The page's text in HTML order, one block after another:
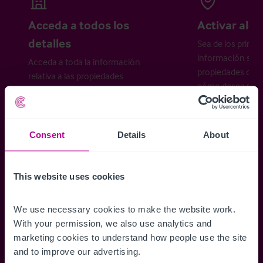
Consent Details About
This website uses cookies
We use necessary cookies to make the website work.
With your permission, we also use analytics and
marketing cookies to understand how people use the site
and to improve our advertising.
Acceda a todos los
detalles
Acceda a toda la información
relativa a las propiedades
disponibles, mapas de ubicación,
Activar
Sea de los
información
propiedades
cómo desea